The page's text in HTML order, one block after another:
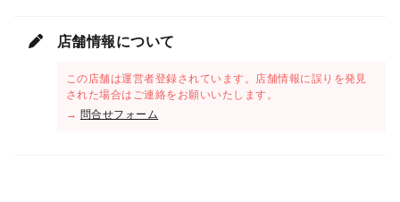
店舗情報について
この店舗は運営者登録されています。店舗情報に誤りを発見
された場合はご連絡をお願いいたします。
→ 問合せフォーム